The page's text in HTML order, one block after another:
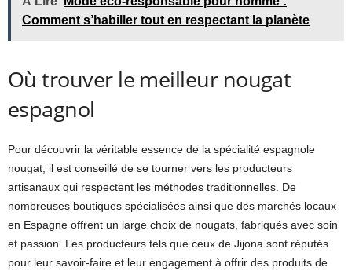
Comment s’habiller tout en respectant la planète
Où trouver le meilleur nougat
espagnol
Pour découvrir la véritable essence de la spécialité espagnole
nougat, il est conseillé de se tourner vers les producteurs
artisanaux qui respectent les méthodes traditionnelles. De
nombreuses boutiques spécialisées ainsi que des marchés locaux
en Espagne offrent un large choix de nougats, fabriqués avec soin
et passion. Les producteurs tels que ceux de Jijona sont réputés
pour leur savoir-faire et leur engagement à offrir des produits de